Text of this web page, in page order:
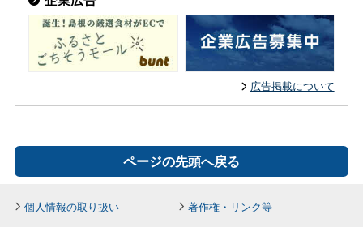
広告掲載について
ページの先頭へ戻る
個人情報の取り扱い 著作権・リンク等